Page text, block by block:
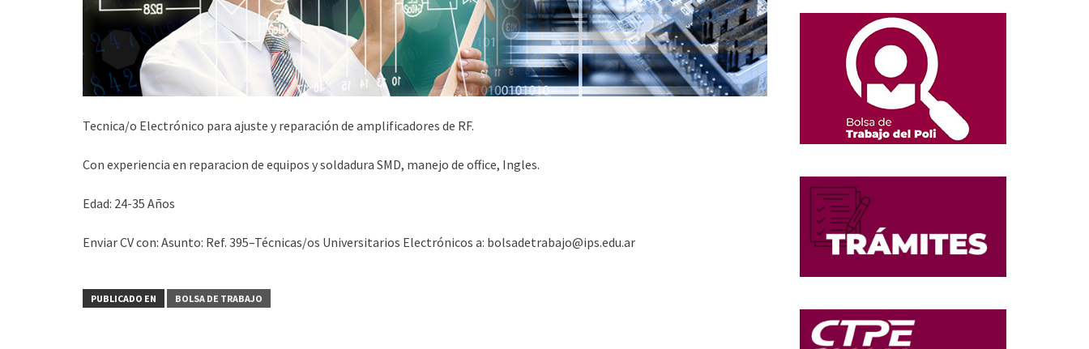
Tecnica/o Electrónico para ajuste y reparación de amplificadores de RF.
Con experiencia en reparacion de equipos y soldadura SMD, manejo de office, Ingles.
Edad: 24-35 Años
Enviar CV con: Asunto: Ref. 395–Técnicas/os Universitarios Electrónicos a: bolsadetrabajo@ips.edu.ar
PUBLICADO EN BOLSA DE TRABAJO